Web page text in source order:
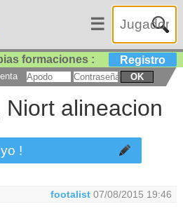
☰
formaciones : Registro
OK
alineacion
!
footalist 07/08/2015 19:46